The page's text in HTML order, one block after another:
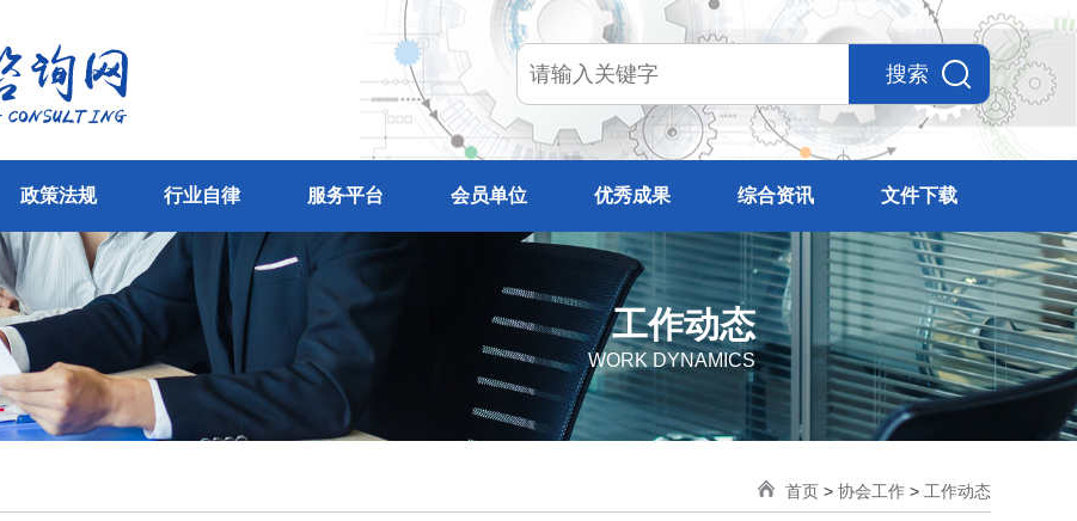
搜索
政策法规 行业自律 服务平台 会员单位 优秀成果 综合资讯 文件下载
工作动态
WORK DYNAMICS
首页 > 协会工作 > 工作动态